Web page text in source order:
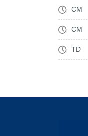
CM
CM
TD